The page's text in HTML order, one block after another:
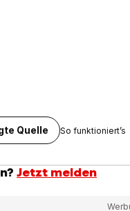
Quelle So funktioniert’s
Jetzt melden